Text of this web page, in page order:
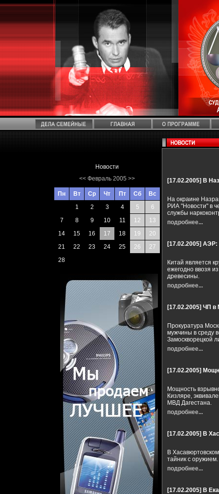
Новости
<< Февраль 2005 >>
Пн Вт Ср Чт Пт Сб
Вс
1
2 3 4 5
6
7
8 9 10 11 12
13
14
15 16 17 18 19
20
21
22 23 24 25 26
27
28
[17.02.2005] В
На окраине
РИА "Новости" в
службы
подробнее...
[17.02.2005] АЭР:
Китай является
ежегодно ввозя
древесины.
подробнее...
[17.02.2005] ЧП в
Прокуратура
мужчины в среду
Замоскворецкой
подробнее...
[17.02.2005]
Мощность
Кизляре,
МВД Дагестана.
подробнее...
[17.02.2005] В
В
тайник с
подробнее...
[17.02.2005] В